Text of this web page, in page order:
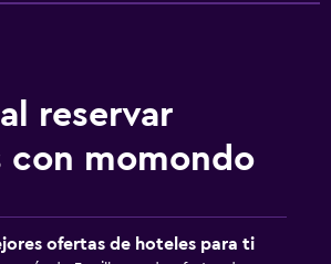
reservar
con momondo
ofertas de hoteles para ti